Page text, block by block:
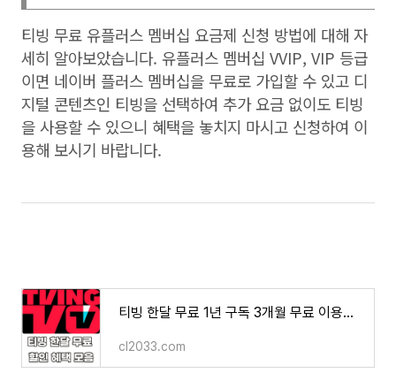
티빙 무료 유플러스 멤버십 요금제 신청 방법에 대해 자
세히 알아보았습니다. 유플러스 멤버십 VVIP, VIP 등급
이면 네이버 플러스 멤버십을 무료로 가입할 수 있고 디
지털 콘텐츠인 티빙을 선택하여 추가 요금 없이도 티빙
을 사용할 수 있으니 혜택을 놓치지 마시고 신청하여 이
용해 보시기 바랍니다.
티빙 한달 무료 1년 구독 3개월 무료 이용권 할인 혜택 방법
cl2033.com